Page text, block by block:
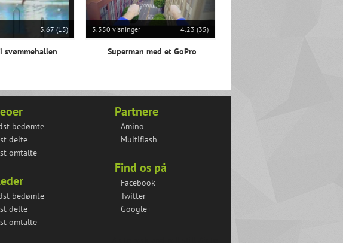
3.67 (15)
svømmehallen
5.550 visninger 4.23 (35)
Superman med et GoPro
Partnere
Amino
Multiflash
Find os på
Facebook
Twitter
Google+
bedømte
delte
omtalte
bedømte
delte
omtalte